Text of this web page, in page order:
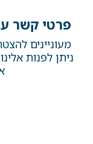
פרטי קשר
מעוניינים
ניתן לפנות